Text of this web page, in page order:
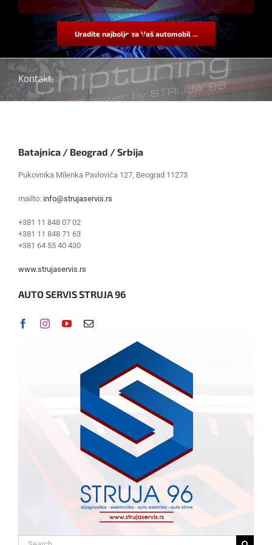
Uradite najbolje za Vaš automobil ...
Kontakt
Batajnica / Beograd / Srbija
Pukovnika Milenka Pavlovića 127, Beograd 11273
mailto: info@strujaservis.rs
+381 11 848 07 02
+381 11 848 71 63
+381 64 55 40 430
www.strujaservis.rs
AUTO SERVIS STRUJA 96
Search